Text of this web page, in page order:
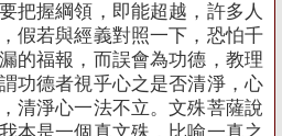
把握綱領，即能超越，許多人
假若與經義對照一下，恐怕千
的福報，而誤會為功德，教理
功德者視乎心之是否清淨，心
清淨心一法不立。文殊菩薩說